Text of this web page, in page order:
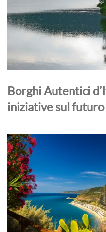
Borghi Autentici
iniziative sul